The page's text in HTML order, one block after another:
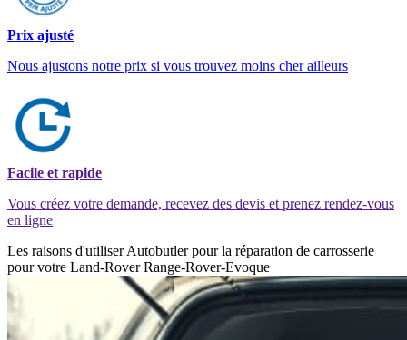
Prix ajusté
Nous ajustons notre prix si vous trouvez moins cher ailleurs
Facile et rapide
Vous créez votre demande, recevez des devis et prenez rendez-vous
en ligne
Les raisons d'utiliser Autobutler pour la réparation de carrosserie
pour votre Land-Rover Range-Rover-Evoque